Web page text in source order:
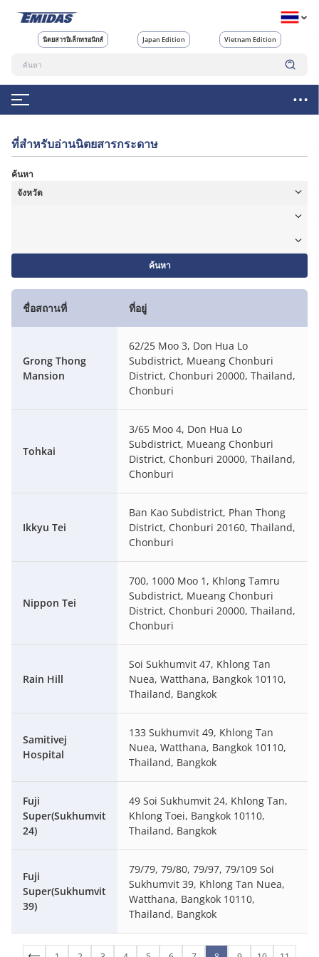
นิตยสารอิเล็กทรอนิกส์ Japan Edition Vietnam Edition
ที่สำหรับอ่านนิตยสารกระดาษ
ค้นหา
ค้นหา
ชื่อสถานที่ ที่อยู่
Grong Thong
Mansion
62/25 Moo 3, Don Hua Lo
Subdistrict, Mueang Chonburi
District, Chonburi 20000, Thailand,
Chonburi
Tohkai
3/65 Moo 4, Don Hua Lo
Subdistrict, Mueang Chonburi
District, Chonburi 20000, Thailand,
Chonburi
Ikkyu Tei
Ban Kao Subdistrict, Phan Thong
District, Chonburi 20160, Thailand,
Chonburi
Nippon Tei
700, 1000 Moo 1, Khlong Tamru
Subdistrict, Mueang Chonburi
District, Chonburi 20000, Thailand,
Chonburi
Rain Hill
Soi Sukhumvit 47, Khlong Tan
Nuea, Watthana, Bangkok 10110,
Thailand, Bangkok
Samitivej
Hospital
133 Sukhumvit 49, Khlong Tan
Nuea, Watthana, Bangkok 10110,
Thailand, Bangkok
Fuji
Super(Sukhumvit
24)
49 Soi Sukhumvit 24, Khlong Tan,
Khlong Toei, Bangkok 10110,
Thailand, Bangkok
Fuji
Super(Sukhumvit
39)
79/79, 79/80, 79/97, 79/109 Soi
Sukhumvit 39, Khlong Tan Nuea,
Watthana, Bangkok 10110,
Thailand, Bangkok